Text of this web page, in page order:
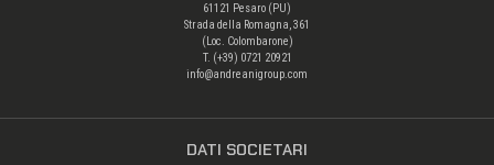
61121 Pesaro (PU)
Strada della Romagna, 361
(Loc. Colombarone)
T. (+39) 0721 20921
info@andreanigroup.com
DATI SOCIETARI